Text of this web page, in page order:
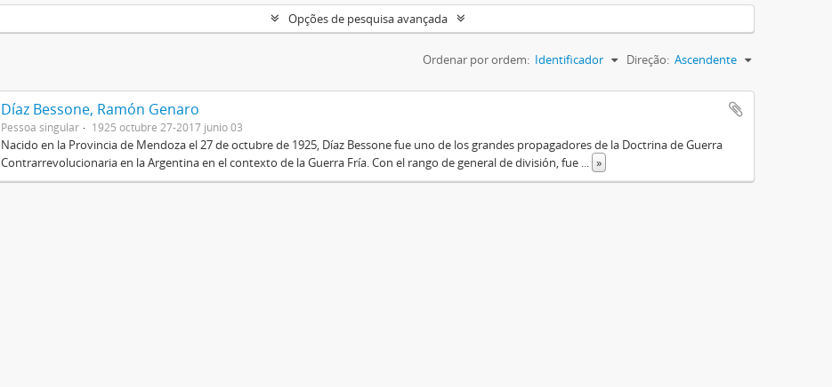
Opções de pesquisa avançada
Ordenar por ordem: Identificador Direção: Ascendente
Díaz Bessone, Ramón Genaro
Pessoa singular 1925 octubre 27-2017 junio 03
Nacido en la Provincia de Mendoza el 27 de octubre de 1925, Díaz Bessone fue uno de los grandes propagadores de la Doctrina de Guerra
Contrarrevolucionaria en la Argentina en el contexto de la Guerra Fría. Con el rango de general de división, fue
»